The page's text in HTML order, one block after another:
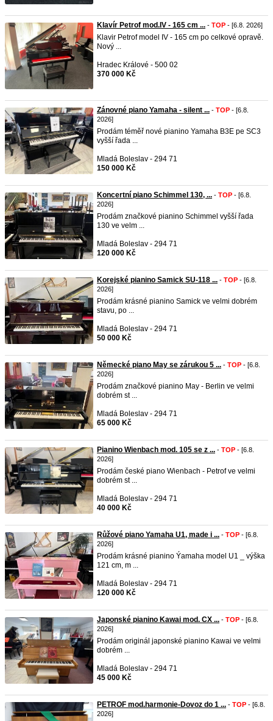
Klavír Petrof mod.IV - 165 cm ... - TOP - [6.8. 2026]
Klavir Petrof model IV - 165 cm po celkové opravě.
Nový ...
Hradec Králové - 500 02
370 000 Kč
Zánovné piano Yamaha - silent ... - TOP - [6.8.
2026]
Prodám téměř nové pianino Yamaha B3E pe SC3
vyšší řada ...
Mladá Boleslav - 294 71
150 000 Kč
Koncertní piano Schimmel 130, ... - TOP - [6.8.
2026]
Prodám značkové pianino Schimmel vyšší řada
130 ve velm ...
Mladá Boleslav - 294 71
120 000 Kč
Korejské pianino Samick SU-118 ... - TOP - [6.8.
2026]
Prodám krásné pianino Samick ve velmi dobrém
stavu, po ...
Mladá Boleslav - 294 71
50 000 Kč
Německé piano May se zárukou 5 ... - TOP - [6.8.
2026]
Prodám značkové pianino May - Berlin ve velmi
dobrém st ...
Mladá Boleslav - 294 71
65 000 Kč
Pianino Wienbach mod. 105 se z ... - TOP - [6.8.
2026]
Prodám české piano Wienbach - Petrof ve velmi
dobrém st ...
Mladá Boleslav - 294 71
40 000 Kč
Růžové piano Yamaha U1, made i ... - TOP - [6.8.
2026]
Prodám krásné pianino Ýamaha model U1 _ výška
121 cm, m ...
Mladá Boleslav - 294 71
120 000 Kč
Japonské pianino Kawai mod. CX ... - TOP - [6.8.
2026]
Prodám originál japonské pianino Kawai ve velmi
dobrém ...
Mladá Boleslav - 294 71
45 000 Kč
PETROF mod.harmonie-Dovoz do 1 ... - TOP - [6.8.
2026]